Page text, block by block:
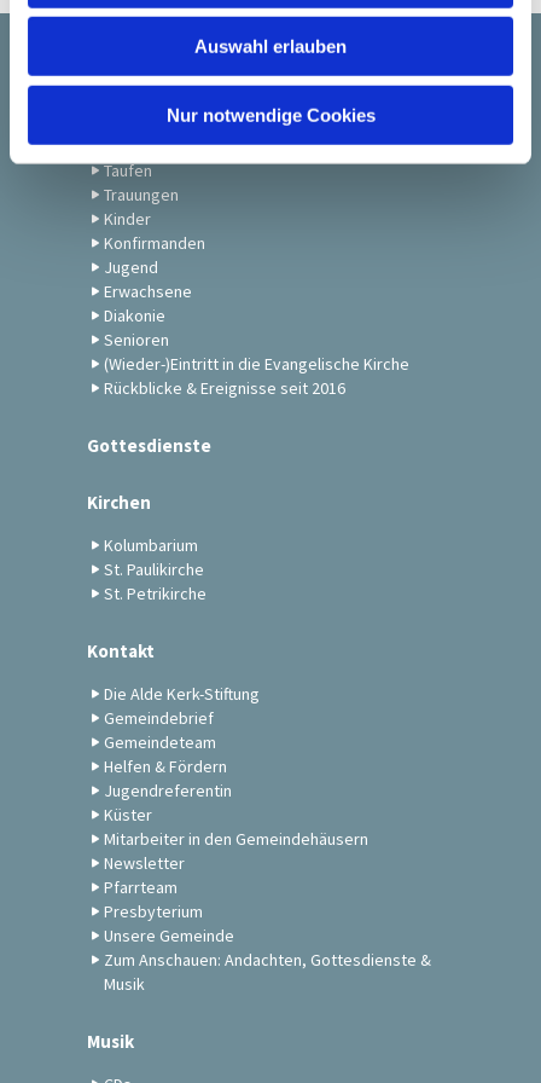
Auswahl erlauben
Nur notwendige Cookies
Startseite
Gemeindeleben
Taufen
Trauungen
Kinder
Konfirmanden
Jugend
Erwachsene
Diakonie
Senioren
(Wieder-)Eintritt in die Evangelische Kirche
Rückblicke & Ereignisse seit 2016
Gottesdienste
Kirchen
Kolumbarium
St. Paulikirche
St. Petrikirche
Kontakt
Die Alde Kerk-Stiftung
Gemeindebrief
Gemeindeteam
Helfen & Fördern
Jugendreferentin
Küster
Mitarbeiter in den Gemeindehäusern
Newsletter
Pfarrteam
Presbyterium
Unsere Gemeinde
Zum Anschauen: Andachten, Gottesdienste &
Musik
Musik